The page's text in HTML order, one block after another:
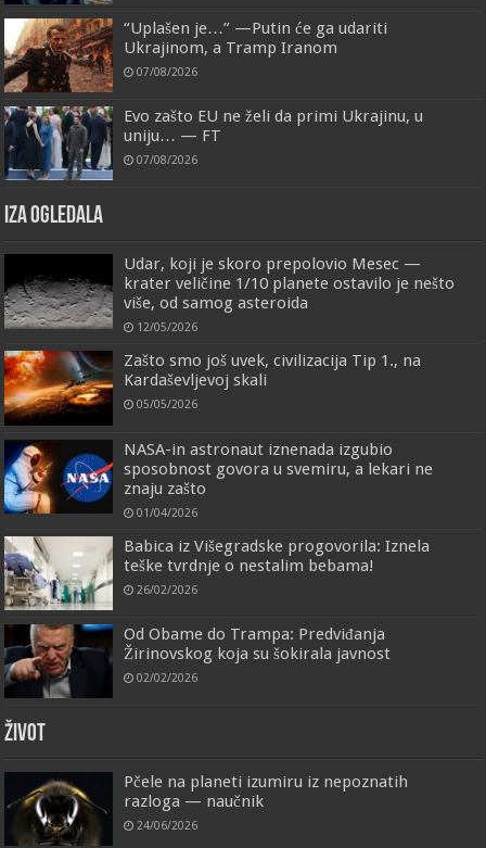
“Uplašen je…” —Putin će ga udariti
Ukrajinom, a Tramp Iranom
07/08/2026
Evo zašto EU ne želi da primi Ukrajinu, u
uniju… — FT
07/08/2026
IZA OGLEDALA
Udar, koji je skoro prepolovio Mesec —
krater veličine 1/10 planete ostavilo je nešto
više, od samog asteroida
12/05/2026
Zašto smo još uvek, civilizacija Tip 1., na
Kardaševljevoj skali
05/05/2026
NASA-in astronaut iznenada izgubio
sposobnost govora u svemiru, a lekari ne
znaju zašto
01/04/2026
Babica iz Višegradske progovorila: Iznela
teške tvrdnje o nestalim bebama!
26/02/2026
Od Obame do Trampa: Predviđanja
Žirinovskog koja su šokirala javnost
02/02/2026
ŽIVOT
Pčele na planeti izumiru iz nepoznatih
razloga — naučnik
24/06/2026